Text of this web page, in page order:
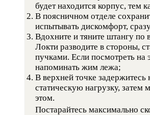
будет находится корпус, тем
В поясничном отделе
испытывать дискомфорт,
Вдохните и тяните штангу по
Локти разводите в стороны,
пучками. Если посмотреть на
напоминать жим лежа;
В верхней точке
статическую нагрузку, затем
этом.
Постарайтесь максимально